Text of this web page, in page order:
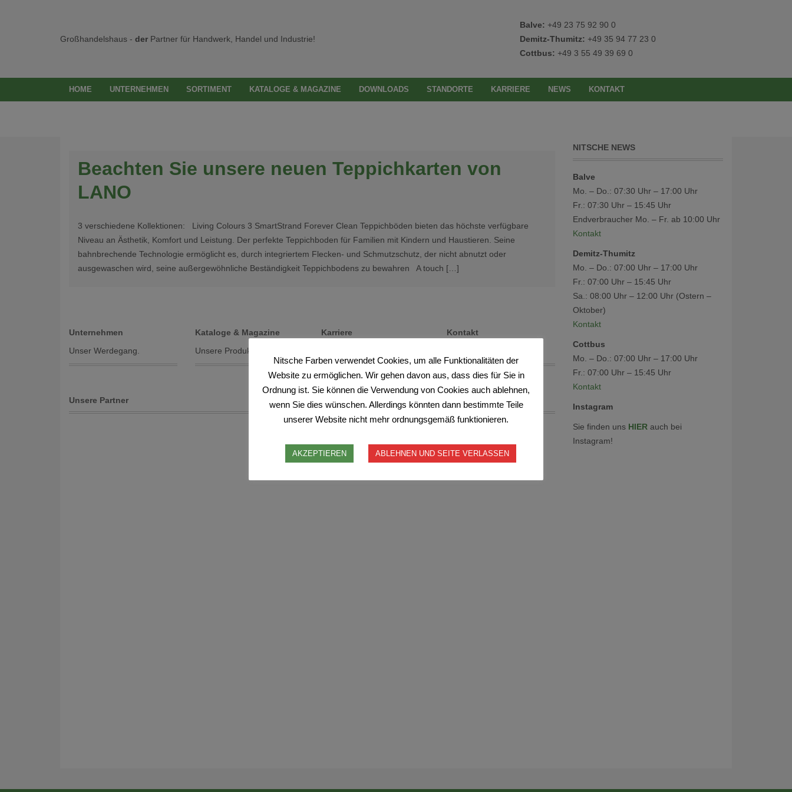
Großhandelshaus - der Partner für Handwerk, Handel und Industrie!
Balve: +49 23 75 92 90 0
Demitz-Thumitz: +49 35 94 77 23 0
Cottbus: +49 3 55 49 39 69 0
HOME UNTERNEHMEN SORTIMENT KATALOGE & MAGAZINE DOWNLOADS STANDORTE KARRIERE NEWS KONTAKT
Beachten Sie unsere neuen Teppichkarten von
LANO
3 verschiedene Kollektionen: Living Colours 3 SmartStrand Forever Clean Teppichböden bieten das höchste verfügbare
Niveau an Ästhetik, Komfort und Leistung. Der perfekte Teppichboden für Familien mit Kindern und Haustieren. Seine
bahnbrechende Technologie ermöglicht es, durch integriertem Flecken- und Schmutzschutz, der nicht abnutzt oder
ausgewaschen wird, seine außergewöhnliche Beständigkeit Teppichbodens zu bewahren A touch […]
Unternehmen
Unser Werdegang.
Kataloge & Magazine
Unsere Produktpalette.
Karriere
Kontakt
Unsere Partner
NITSCHE NEWS
Balve
Mo. – Do.: 07:30 Uhr – 17:00 Uhr
Fr.: 07:30 Uhr – 15:45 Uhr
Endverbraucher Mo. – Fr. ab 10:00 Uhr
Kontakt
Demitz-Thumitz
Mo. – Do.: 07:00 Uhr – 17:00 Uhr
Fr.: 07:00 Uhr – 15:45 Uhr
Sa.: 08:00 Uhr – 12:00 Uhr (Ostern –
Oktober)
Kontakt
Cottbus
Mo. – Do.: 07:00 Uhr – 17:00 Uhr
Fr.: 07:00 Uhr – 15:45 Uhr
Kontakt
Instagram
Sie finden uns HIER auch bei
Instagram!
Nitsche Farben verwendet Cookies, um alle Funktionalitäten der
Website zu ermöglichen. Wir gehen davon aus, dass dies für Sie in
Ordnung ist. Sie können die Verwendung von Cookies auch ablehnen,
wenn Sie dies wünschen. Allerdings könnten dann bestimmte Teile
unserer Website nicht mehr ordnungsgemäß funktionieren.
AKZEPTIEREN ABLEHNEN UND SEITE VERLASSEN